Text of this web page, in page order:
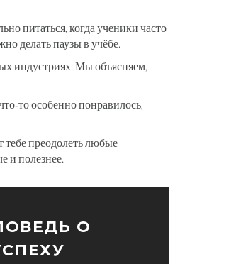
питаться, когда ученики часто
делать паузы в учёбе.
индустриях. Мы объясняем,
особенно понравилось,
преодолеть любые
и полезнее.
О